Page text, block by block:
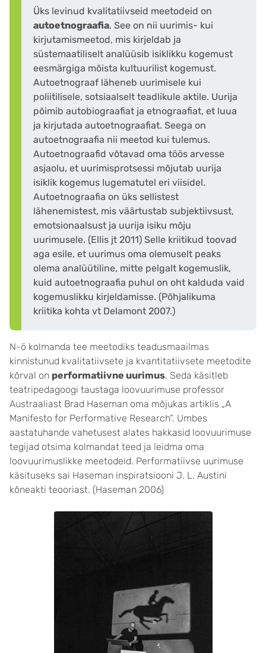
Üks levinud kvalitatiivseid meetodeid on
autoetnograafia. See on nii uurimis- kui
kirjutamismeetod, mis kirjeldab ja
süstemaatiliselt analüüsib isiklikku kogemust
eesmärgiga mõista kultuurilist kogemust.
Autoetnograaf läheneb uurimisele kui
poliitilisele, sotsiaalselt teadlikule aktile. Uurija
põimib autobiograafiat ja etnograafiat, et luua
ja kirjutada autoetnograafiat. Seega on
autoetnograafia nii meetod kui tulemus.
Autoetnograafid võtavad oma töös arvesse
asjaolu, et uurimisprotsessi mõjutab uurija
isiklik kogemus lugematutel eri viisidel.
Autoetnograafia on üks sellistest
lähenemistest, mis väärtustab subjektiivsust,
emotsionaalsust ja uurija isiku mõju
uurimusele. (Ellis jt 2011) Selle kriitikud toovad
aga esile, et uurimus oma olemuselt peaks
olema analüütiline, mitte pelgalt kogemuslik,
kuid autoetnograafia puhul on oht kalduda vaid
kogemuslikku kirjeldamisse. (Põhjalikuma
kriitika kohta vt Delamont 2007.)
N-ö kolmanda tee meetodiks teadusmaailmas
kinnistunud kvalitatiivsete ja kvantitatiivsete meetodite
kõrval on performatiivne uurimus. Seda käsitleb
teatripedagoogi taustaga loovuurimuse professor
Austraaliast Brad Haseman oma mõjukas artiklis „A
Manifesto for Performative Research“. Umbes
aastatuhande vahetusest alates hakkasid loovuurimuse
tegijad otsima kolmandat teed ja leidma oma
loovuurimuslikke meetodeid. Performatiivse uurimuse
käsituseks sai Haseman inspiratsiooni J. L. Austini
kõneakti teooriast. (Haseman 2006)